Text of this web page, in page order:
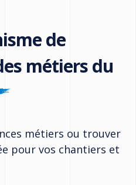
de
métiers du
métiers ou trouver
pour vos chantiers et